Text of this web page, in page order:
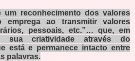
um reconhecimento dos valores
emprega ao transmitir valores
pessoais, etc.”… que, em
sua criatividade através do
está e permanece intacto entre
palavras.